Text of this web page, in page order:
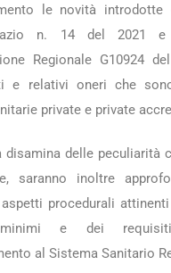
le novità introdotte
n. 14 del 2021
Regionale G10924
e relativi oneri che
private e private
disamina delle peculiarità
saranno inoltre
procedurali
e dei
al Sistema Sanitario